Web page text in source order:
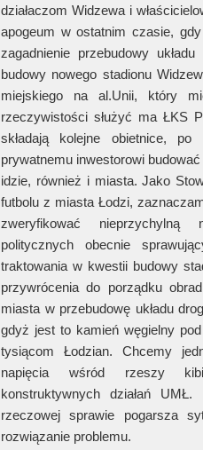
działaczom Widzewa i
apogeum w ostatnim czasie,
zagadnienie przebudowy
budowy nowego stadionu
miejskiego na al.Unii, który
rzeczywistości służyć ma ŁKS
składają kolejne obietnice,
prywatnemu inwestorowi
idzie, również i miasta. Jako
futbolu z miasta Łodzi,
zweryfikować
politycznych obecnie
traktowania w kwestii budowy
przywrócenia do porządku
miasta w przebudowę układu
gdyż jest to kamień węgielny
tysiącom Łodzian. Chcemy
napięcia wśród rzeszy
konstruktywnych działań
rzeczowej sprawie pogarsza
rozwiązanie problemu.